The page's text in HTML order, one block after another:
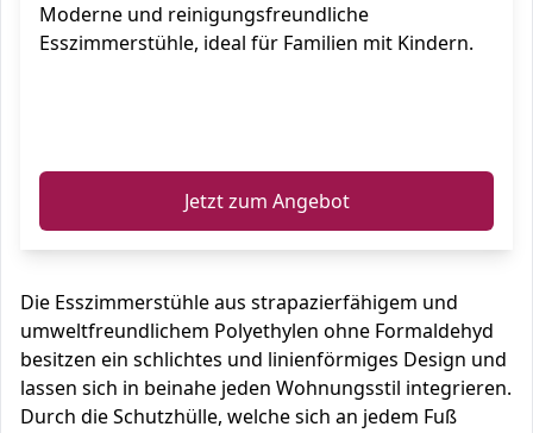
Set, Schwarz
Moderne und reinigungsfreundliche
Esszimmerstühle, ideal für Familien mit Kindern.
Jetzt zum Angebot
Die Esszimmerstühle aus strapazierfähigem und
umweltfreundlichem Polyethylen ohne Formaldehyd
besitzen ein schlichtes und linienförmiges Design und
lassen sich in beinahe jeden Wohnungsstil integrieren.
Durch die Schutzhülle, welche sich an jedem Fuß